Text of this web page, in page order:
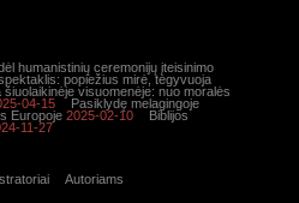
humanistinių ceremonijų įteisinimo
popiežius mirė, tegyvuoja
šiuolaikinėje visuomenėje: nuo moralės
04-15
Pasiklydę melagingoje
Europoje 2025-02-10
Biblijos
11-27
Autoriams